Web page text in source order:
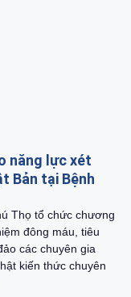
năng lực xét
Bản tại Bệnh
Thọ tổ chức chương
đông máu, tiêu
các chuyên gia
kiến thức chuyên